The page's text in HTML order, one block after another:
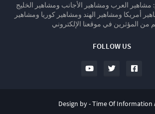
مشاهير العرب ومشاهير الأجانب ومشاهير الخليج
أمريكا ومشاهير الهند ومشاهير كوريا ومشاهير
من المؤثرين في موقعنا الإلكتروني
FOLLOW US
Design by -Time Of Information